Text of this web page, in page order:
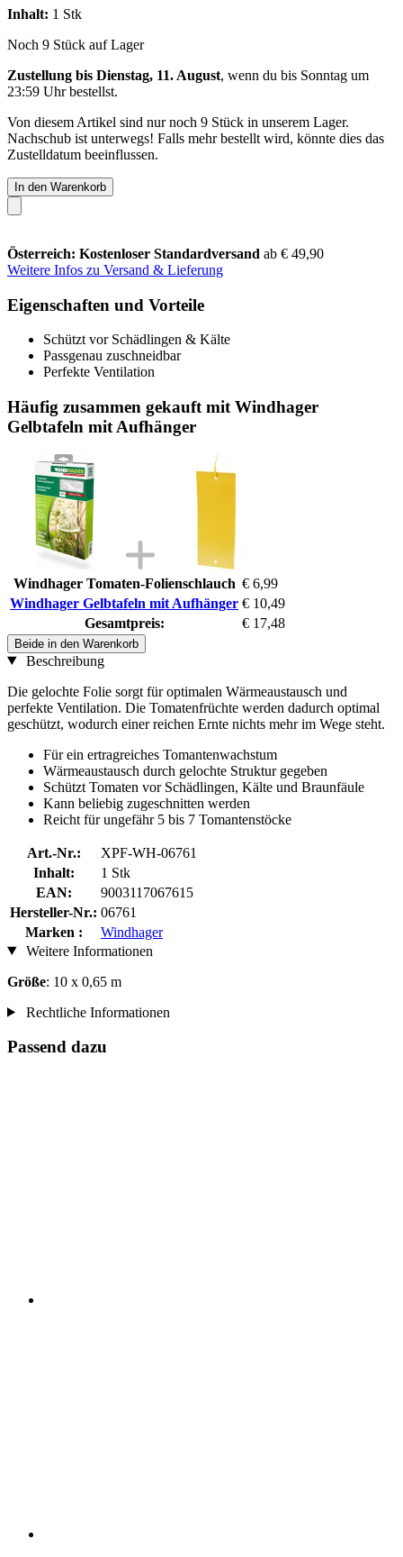
Inhalt: 1 Stk
Noch 9 Stück auf Lager
Zustellung bis Dienstag, 11. August, wenn du bis Sonntag um
23:59 Uhrbestellst.
Von diesem Artikel sind nur noch 9 Stück in unserem Lager.
Nachschub ist unterwegs! Falls mehr bestellt wird, könnte dies das
Zustelldatum beeinflussen.
In den Warenkorb
Österreich: Kostenloser Standardversand ab € 49,90
Weitere Infos zu Versand & Lieferung
Eigenschaften und Vorteile
Schützt vor Schädlingen & Kälte
Passgenau zuschneidbar
Perfekte Ventilation
Häufig zusammen gekauft mit Windhager
Gelbtafeln mit Aufhänger
Windhager Tomaten-Folienschlauch € 6,99
Windhager Gelbtafeln mit Aufhänger € 10,49
Gesamtpreis:
€ 17,48
Beide in den Warenkorb
Beschreibung
Die gelochte Folie sorgt für optimalen Wärmeaustausch und
perfekte Ventilation. Die Tomatenfrüchte werden dadurch optimal
geschützt, wodurch einer reichen Ernte nichts mehr im Wege steht.
Für ein ertragreiches Tomantenwachstum
Wärmeaustausch durch gelochte Struktur gegeben
Schützt Tomaten vor Schädlingen, Kälte und Braunfäule
Kann beliebig zugeschnitten werden
Reicht für ungefähr 5 bis 7 Tomantenstöcke
Art.-Nr.:
XPF-WH-06761
Inhalt:
1 Stk
EAN:
9003117067615
Hersteller-Nr.: 06761
Marken :
Windhager
Weitere Informationen
Größe: 10 x 0,65 m
Rechtliche Informationen
Passend dazu